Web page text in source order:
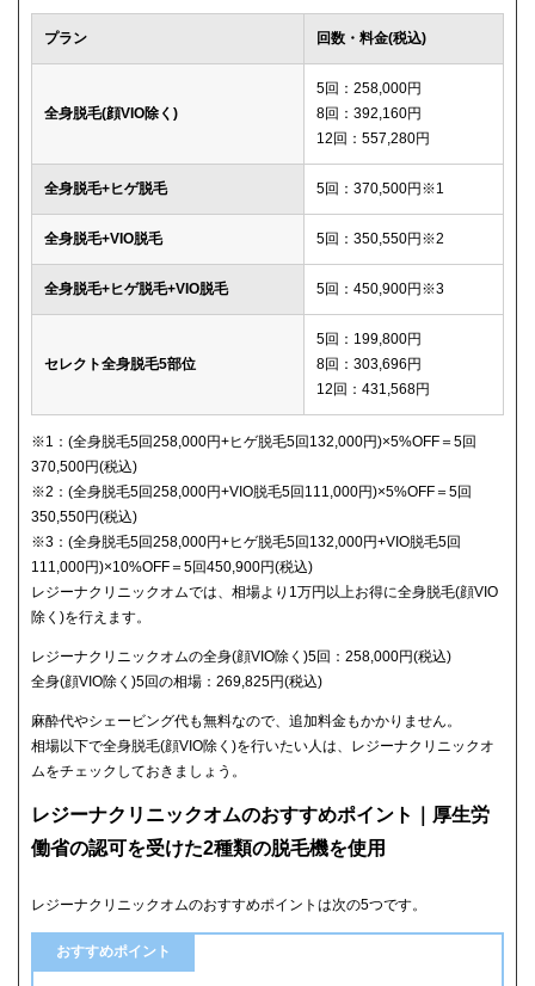
プラン 回数・料金(税込)
全身脱毛(顔VIO除く)
5回：258,000円
8回：392,160円
12回：557,280円
全身脱毛+ヒゲ脱毛 5回：370,500円※1
全身脱毛+VIO脱毛 5回：350,550円※2
全身脱毛+ヒゲ脱毛+VIO脱毛 5回：450,900円※3
セレクト全身脱毛5部位
5回：199,800円
8回：303,696円
12回：431,568円
※1：(全身脱毛5回258,000円+ヒゲ脱毛5回132,000円)×5%OFF＝5回
370,500円(税込)
※2：(全身脱毛5回258,000円+VIO脱毛5回111,000円)×5%OFF＝5回
350,550円(税込)
※3：(全身脱毛5回258,000円+ヒゲ脱毛5回132,000円+VIO脱毛5回
111,000円)×10%OFF＝5回450,900円(税込)
レジーナクリニックオムでは、相場より1万円以上お得に全身脱毛(顔VIO
除く)を行えます。
レジーナクリニックオムの全身(顔VIO除く)5回：258,000円(税込)
全身(顔VIO除く)5回の相場：269,825円(税込)
麻酔代やシェービング代も無料なので、追加料金もかかりません。
相場以下で全身脱毛(顔VIO除く)を行いたい人は、レジーナクリニックオ
ムをチェックしておきましょう。
レジーナクリニックオムのおすすめポイント｜厚生労
働省の認可を受けた2種類の脱毛機を使用
レジーナクリニックオムのおすすめポイントは次の5つです。
おすすめポイント